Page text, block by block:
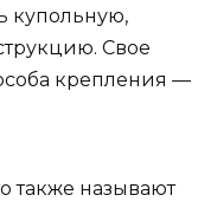
купольную,
Свое
крепления —
также называют